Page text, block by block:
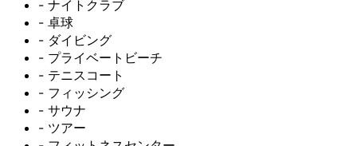
- ナイトクラブ
- 卓球
- ダイビング
- プライベートビーチ
- テニスコート
- フィッシング
- サウナ
- ツアー